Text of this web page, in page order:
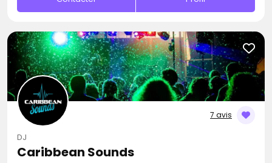
7 avis
DJ
Caribbean Sounds